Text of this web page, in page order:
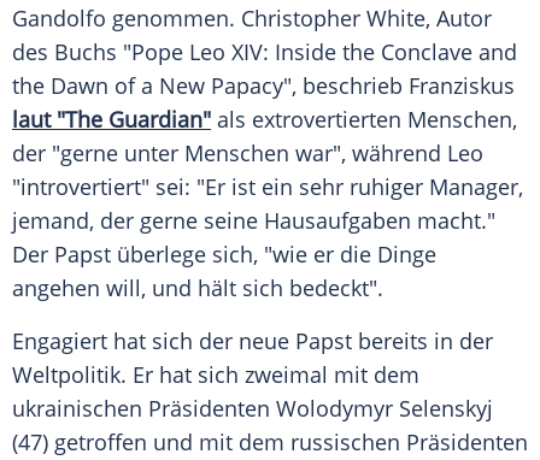
Gandolfo genommen. Christopher White, Autor
des Buchs "Pope Leo XIV: Inside the Conclave and
the Dawn of a New Papacy", beschrieb Franziskus
laut "The Guardian" als extrovertierten Menschen,
der "gerne unter Menschen war", während Leo
"introvertiert" sei: "Er ist ein sehr ruhiger Manager,
jemand, der gerne seine Hausaufgaben macht."
Der Papst überlege sich, "wie er die Dinge
angehen will, und hält sich bedeckt".
Engagiert hat sich der neue Papst bereits in der
Weltpolitik. Er hat sich zweimal mit dem
ukrainischen Präsidenten Wolodymyr Selenskyj
(47) getroffen und mit dem russischen Präsidenten